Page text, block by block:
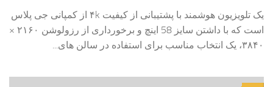
یک تلویزیون هوشمند با پشتیبانی از کیفیت ۴k از کمپانی جی پلاس
است که با داشتن سایز 58 اینچ و برخورداری از رزولوشن ۲۱۶۰ ×
۳۸۴۰، یک انتخاب مناسب برای استفاده در سالن های...